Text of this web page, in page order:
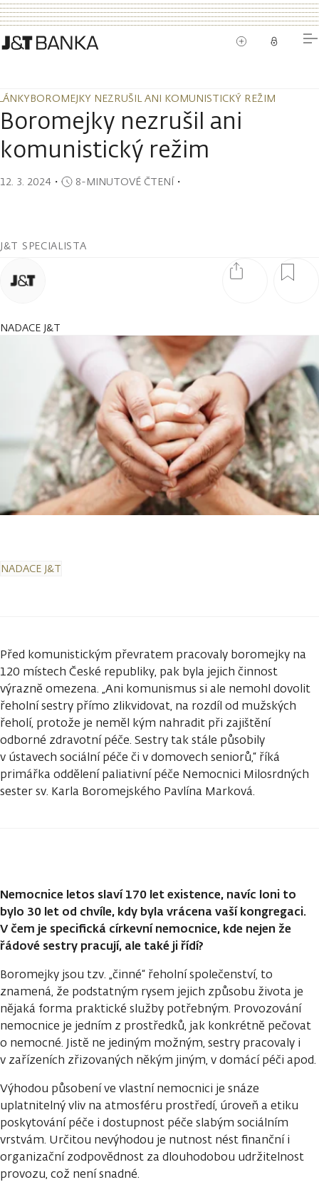
BOROMEJKY NEZRUŠIL ANI KOMUNISTICKÝ REŽIM
BOROMEJKY NEZRUŠIL ANI KOMUNISTICKÝ REŽIM
Boromejky nezrušil ani
komunistický režim
12. 3. 2024 ・ 8-MINUTOVÉ ČTENÍ・
J&T SPECIALISTA
NADACE J&T
NADACE J&T
Před komunistickým převratem pracovaly boromejky na
120 místech České republiky, pak byla jejich činnost
výrazně omezena. „Ani komunismus si ale nemohl dovolit
řeholní sestry přímo zlikvidovat, na rozdíl od mužských
řeholí, protože je neměl kým nahradit při zajištění
odborné zdravotní péče. Sestry tak stále působily
v ústavech sociální péče či v domovech seniorů,“ říká
primářka oddělení paliativní péče Nemocnici Milosrdných
sester sv. Karla Boromejského Pavlína Marková.
Nemocnice letos slaví 170 let existence, navíc loni to
bylo 30 let od chvíle, kdy byla vrácena vaší kongregaci.
V čem je specifická církevní nemocnice, kde nejen že
řádové sestry pracují, ale také ji řídí?
Boromejky jsou tzv. „činné“ řeholní společenství, to
znamená, že podstatným rysem jejich způsobu života je
nějaká forma praktické služby potřebným. Provozování
nemocnice je jedním z prostředků, jak konkrétně pečovat
o nemocné. Jistě ne jediným možným, sestry pracovaly i
v zařízeních zřizovaných někým jiným, v domácí péči apod.
Výhodou působení ve vlastní nemocnici je snáze
uplatnitelný vliv na atmosféru prostředí, úroveň a etiku
poskytování péče i dostupnost péče slabým sociálním
vrstvám. Určitou nevýhodou je nutnost nést finanční i
organizační zodpovědnost za dlouhodobou udržitelnost
provozu, což není snadné.